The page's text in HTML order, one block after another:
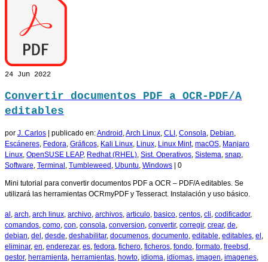
24 Jun 2022
Convertir documentos PDF a OCR-PDF/A
editables
por J. Carlos | publicado en:Android Arch Linux CLI Consola Debian
Escáneres Fedora Gráficos Kali Linux Linux Linux Mint, macOS Manjaro
Linux OpenSUSE LEAP, Redhat (RHEL) Sist. Operativos Sistema snap
Software Terminal Tumbleweed Ubuntu Windows | 0
Mini tutorial para convertir documentos PDF a OCR – PDF/A editables. Se
utilizará las herramientas OCRmyPDF y Tesseract. Instalación y uso básico.
al arch arch linux archivo archivos articulo basico centos cli codificador,
comandos como con consola conversion convertir, corregir, crear, de
debian del desde deshabilitar, documenos documento editable editables el
eliminar, en enderezar, es fedora fichero ficheros fondo formato freebsd
gestor, herramienta herramientas howto idioma idiomas imagen imagenes